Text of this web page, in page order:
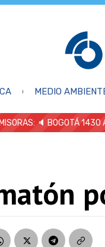
MEDIO
🔈 BOGOTÁ 1430